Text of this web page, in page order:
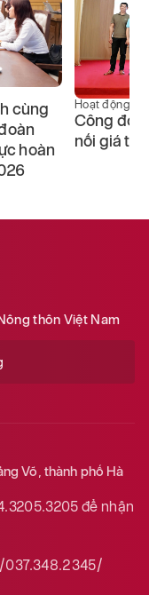
cùng
hoàn
Hoạt động
Công
nối giá trị,
thôn Việt Nam
Võ, thành phố Hà
để nhận
037.348.2345/